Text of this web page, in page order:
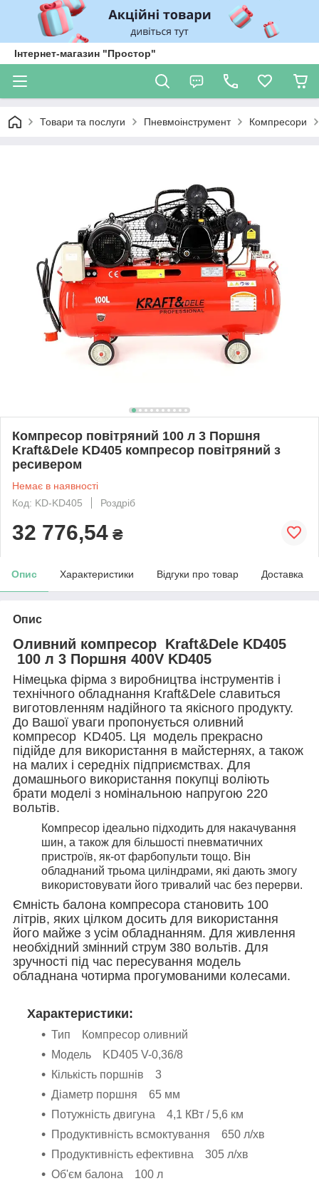
Інтернет-магазин "Простор"
Товари та послуги Пневмоінструмент Компресори
Компресор повітряний 100 л 3 Поршня
Kraft&Dele KD405 компресор повітряний з
ресивером
Немає в наявності
Код: KD-KD405
Роздріб
32 776,54 ₴
Опис Характеристики Відгуки про товар Доставка
Опис
Оливний компресор Kraft&Dele KD405
100 л 3 Поршня 400V KD405
Німецька фірма з виробництва інструментів і
технічного обладнання Kraft&Dele славиться
виготовленням надійного та якісного продукту.
До Вашої уваги пропонується оливний
компресор KD405. Ця модель прекрасно
підійде для використання в майстернях, а також
на малих і середніх підприємствах. Для
домашнього використання покупці воліють
брати моделі з номінальною напругою 220
вольтів.
Компресор ідеально підходить для накачування
шин, а також для більшості пневматичних
пристроїв, як-от фарбопульти тощо. Він
обладнаний трьома циліндрами, які дають змогу
використовувати його тривалий час без перерви.
Ємність балона компресора становить 100
літрів, яких цілком досить для використання
його майже з усім обладнанням. Для живлення
необхідний змінний струм 380 вольтів. Для
зручності під час пересування модель
обладнана чотирма прогумованими колесами.
Характеристики:
Тип Компресор оливний
Модель KD405 V-0,36/8
Кількість поршнів 3
Діаметр поршня 65 мм
Потужність двигуна 4,1 КВт / 5,6 км
Продуктивність всмоктування 650 л/хв
Продуктивність ефективна 305 л/хв
Об'єм балона 100 л